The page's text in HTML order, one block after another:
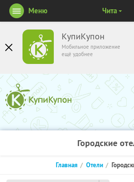
КупиКупон
Мобильное приложение
ещё удобнее
Меню Чита
Городские
Главная Отели